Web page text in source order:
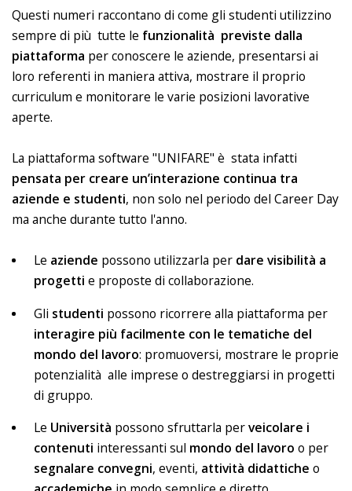
Questi numeri raccontano di come gli studenti utilizzino
sempre di più tutte le funzionalità previste dalla
piattaforma per conoscere le aziende, presentarsi ai
loro referenti in maniera attiva, mostrare il proprio
curriculum e monitorare le varie posizioni lavorative
aperte.
La piattaforma software "UNIFARE" è stata infatti
pensata per creare un’interazione continua tra
aziende e studenti, non solo nel periodo del Career Day
ma anche durante tutto l'anno.
Le aziende possono utilizzarla per dare visibilità a
progetti e proposte di collaborazione.
Gli studenti possono ricorrere alla piattaforma per
interagire più facilmente con le tematiche del
mondo del lavoro: promuoversi, mostrare le proprie
potenzialità alle imprese o destreggiarsi in progetti
di gruppo.
Le Università possono sfruttarla perveicolare i
contenuti interessanti sul mondo del lavoro o per
segnalare convegni, eventi, attività didattiche o